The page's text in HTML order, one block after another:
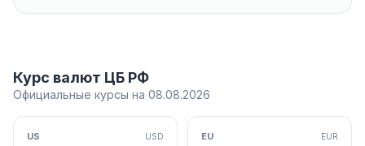
Курс валют ЦБ РФ
Официальные курсы на 08.08.2026
US USD EU EUR